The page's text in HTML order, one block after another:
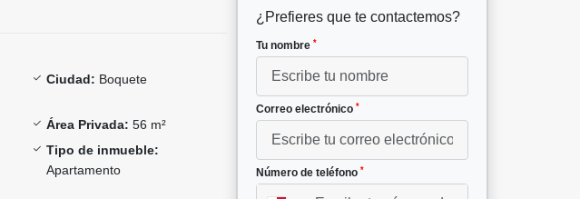
Ciudad: Boquete
Área Privada: 56 m²
Tipo de inmueble:
Apartamento
¿Prefieres que te contactemos?
Tu nombre *
Correo electrónico *
Número de teléfono *